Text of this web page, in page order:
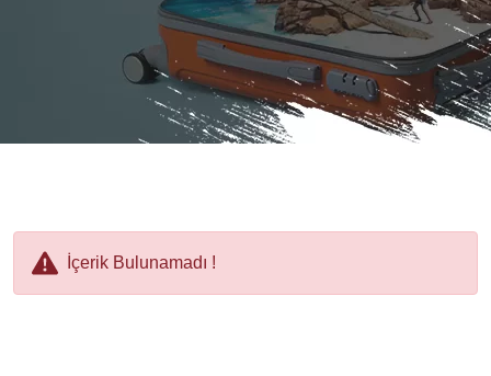
İçerik Bulunamadı !